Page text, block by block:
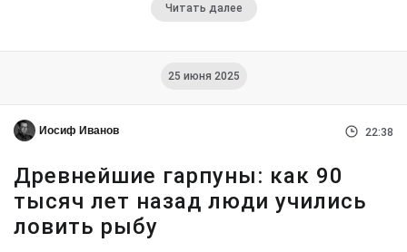
Читать далее
25 июня 2025
Иосиф Иванов 22:38
Древнейшие гарпуны: как 90
тысяч лет назад люди учились
ловить рыбу